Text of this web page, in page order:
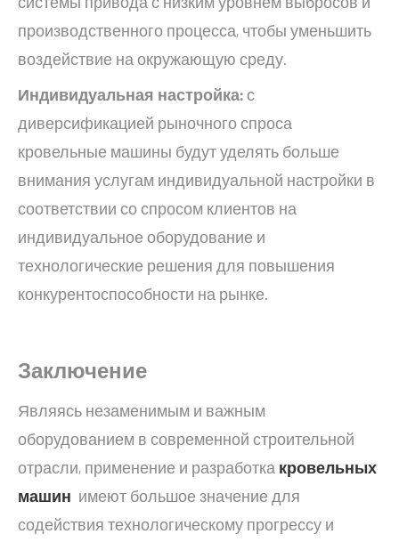
производственного процесса, чтобы уменьшить
воздействие на окружающую среду.
Индивидуальная настройка:с
диверсификацией рыночного спроса
кровельные машины будут уделять больше
внимания услугам индивидуальной настройки в
соответствии со спросом клиентов на
индивидуальное оборудование и
технологические решения для повышения
конкурентоспособности на рынке.
Заключение
Являясь незаменимым и важным
оборудованием в современной строительной
отрасли, применение и разработка кровельных
машин имеют большое значение для
содействия технологическому прогрессу и